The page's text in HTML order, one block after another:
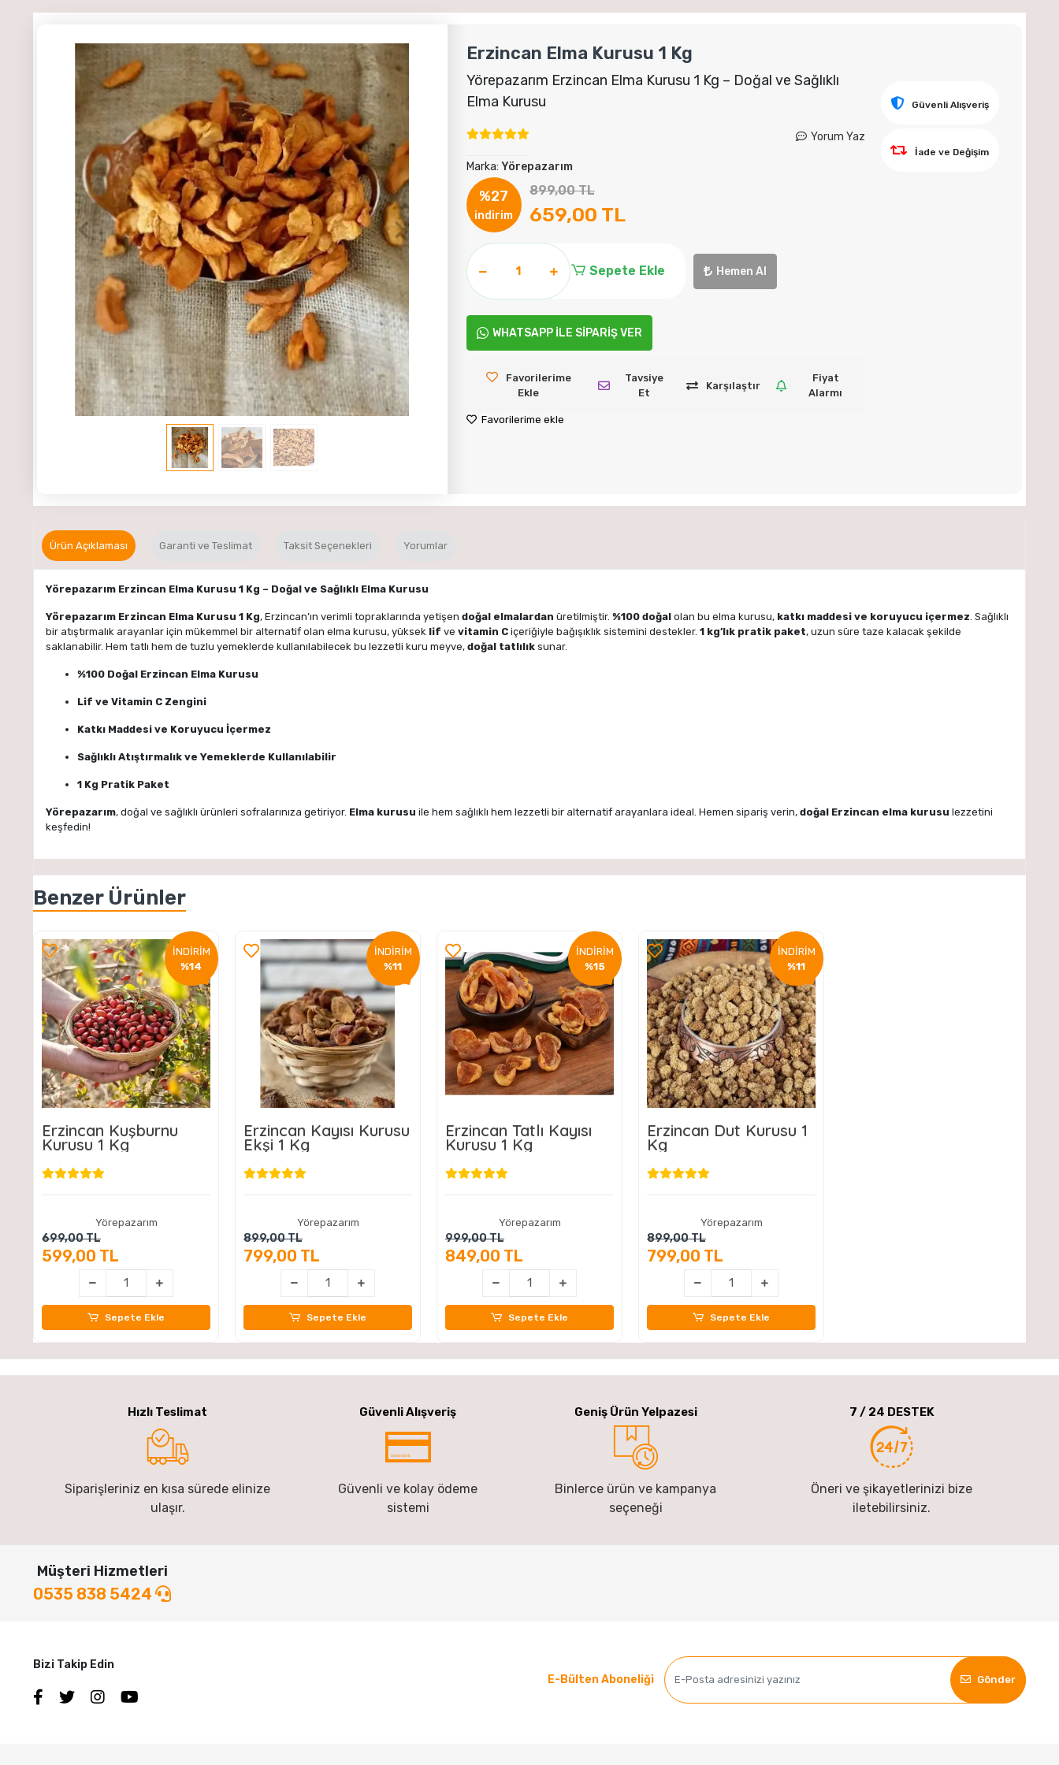
Erzincan Elma Kurusu 1 Kg
Yörepazarım Erzincan Elma Kurusu 1 Kg – Doğal ve Sağlıklı
Elma Kurusu
Yorum Yaz
Marka: Yörepazarım
%27
indirim
899,00 TL
659,00 TL
Sepete Ekle Hemen Al
WHATSAPP İLE SİPARİŞ VER
Favorilerime
Ekle
Tavsiye
Et
Karşılaştır
Fiyat
Alarmı
Favorilerime ekle
Güvenli Alışveriş
İade ve Değişim
Ürün Açıklaması Garanti ve Teslimat Taksit Seçenekleri Yorumlar
Yörepazarım Erzincan Elma Kurusu 1 Kg – Doğal ve Sağlıklı Elma Kurusu
Yörepazarım Erzincan Elma Kurusu 1 Kg, Erzincan’ın verimli topraklarında yetişen doğal elmalardan üretilmiştir. %100 doğal olan bu elma kurusu, katkı maddesi ve koruyucu içermez . Sağlıklı
bir atıştırmalık arayanlar için mükemmel bir alternatif olan elma kurusu, yüksek lif ve vitamin C içeriğiyle bağışıklık sistemini destekler. 1 kg’lık pratik paket, uzun süre taze kalacak şekilde
saklanabilir. Hem tatlı hem de tuzlu yemeklerde kullanılabilecek bu lezzetli kuru meyve, doğal tatlılık sunar.
%100 Doğal Erzincan Elma Kurusu
Lif ve Vitamin C Zengini
Katkı Maddesi ve Koruyucu İçermez
Sağlıklı Atıştırmalık ve Yemeklerde Kullanılabilir
1 Kg Pratik Paket
Yörepazarım, doğal ve sağlıklı ürünleri sofralarınıza getiriyor. Elma kurusu ile hem sağlıklı hem lezzetli bir alternatif arayanlara ideal. Hemen sipariş verin, doğal Erzincan elma kurusu lezzetini
keşfedin!
Benzer Ürünler
İNDİRİM
%14
Erzincan Kuşburnu
Kurusu 1 Kg
Yörepazarım
699,00 TL
599,00 TL
Sepete Ekle
İNDİRİM
%11
Erzincan Kayısı Kurusu
Ekşi 1 Kg
Yörepazarım
899,00 TL
799,00 TL
Sepete Ekle
İNDİRİM
%15
Erzincan Tatlı Kayısı
Kurusu 1 Kg
Yörepazarım
999,00 TL
849,00 TL
Sepete Ekle
İNDİRİM
%11
Erzincan Dut Kurusu 1
Kg
Yörepazarım
899,00 TL
799,00 TL
Sepete Ekle
Hızlı Teslimat
Siparişleriniz en kısa sürede elinize
ulaşır.
Güvenli Alışveriş
Güvenli ve kolay ödeme
sistemi
Geniş Ürün Yelpazesi
Binlerce ürün ve kampanya
seçeneği
7 / 24 DESTEK
Öneri ve şikayetlerinizi bize
iletebilirsiniz.
Müşteri Hizmetleri
0535 838 5424
Bizi Takip Edin
E-Bülten Aboneliği
Gönder